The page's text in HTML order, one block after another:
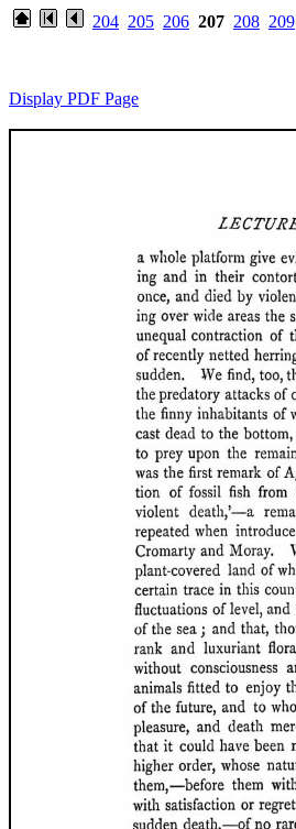
204 205 206 207 208 209
Display PDF Page